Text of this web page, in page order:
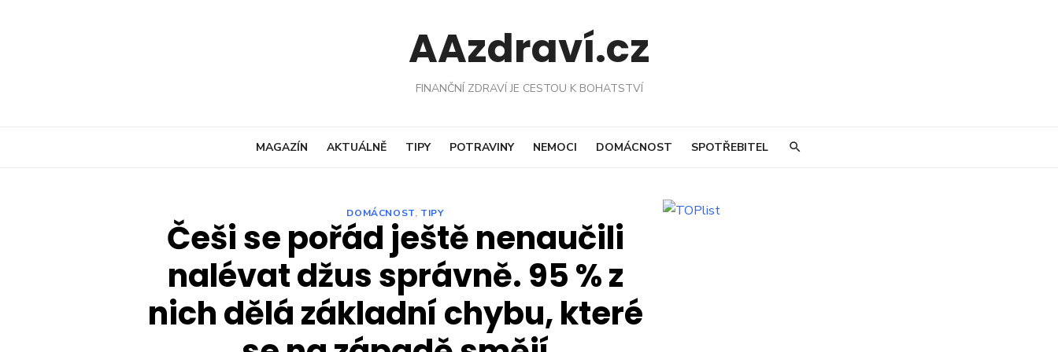
AAzdraví.cz
FINANČNÍ ZDRAVÍ JE CESTOU K BOHATSTVÍ
MAGAZÍN AKTUÁLNĚ TIPY POTRAVINY NEMOCI DOMÁCNOST SPOTŘEBITEL
DOMÁCNOST, TIPY
Češi se pořád ještě nenaučili
nalévat džus správně. 95 % z
nich dělá základní chybu, které